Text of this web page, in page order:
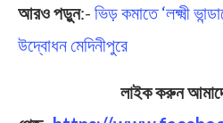
আরও পড়ুন:- ভিড় কমাতে ‘লক্ষ্মী
উদ্বোধন মেদিনীপুরে
লাইক করুন